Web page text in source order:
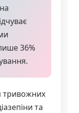
36%
тривожних
та